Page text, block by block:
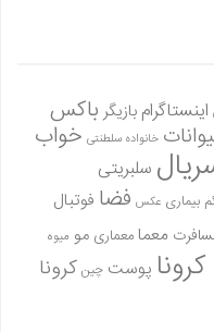
اینستاگرام بازیگر باکس
خانواده سلطنتی خواب
سلبریتی
بیماری عکس فضا فوتبال
معمامعماری مو میوه
پوست چین کرونا